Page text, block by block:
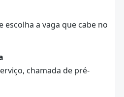
escolha a vaga que cabe no
chamada de pré-